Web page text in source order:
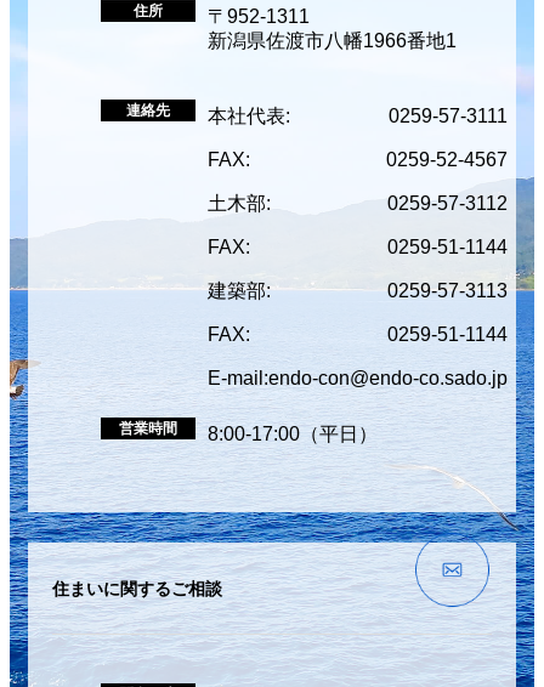
住所
〒952-1311
新潟県佐渡市八幡1966番地1
連絡先 本社代表: 0259-57-3111
FAX: 0259-52-4567
土木部: 0259-57-3112
FAX: 0259-51-1144
建築部: 0259-57-3113
FAX: 0259-51-1144
E-mail:endo-con@endo-co.sado.jp
営業時間 8:00-17:00（平日）
住まいに関するご相談